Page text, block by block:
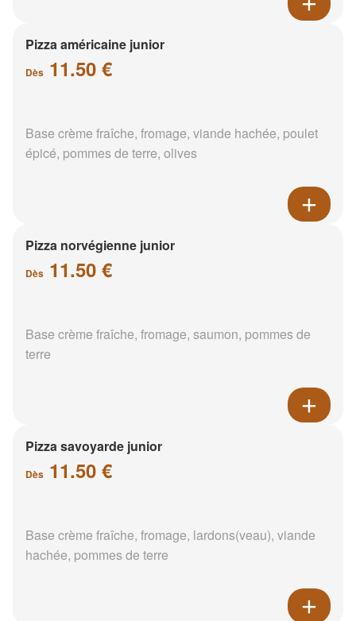
Pizza américaine junior
Dès 11.50 €
Base crème fraîche, fromage, viande hachée, poulet
épicé, pommes de terre, olives
Pizza norvégienne junior
Dès 11.50 €
Base crème fraîche, fromage, saumon, pommes de
terre
Pizza savoyarde junior
Dès 11.50 €
Base crème fraîche, fromage, lardons(veau), viande
hachée, pommes de terre